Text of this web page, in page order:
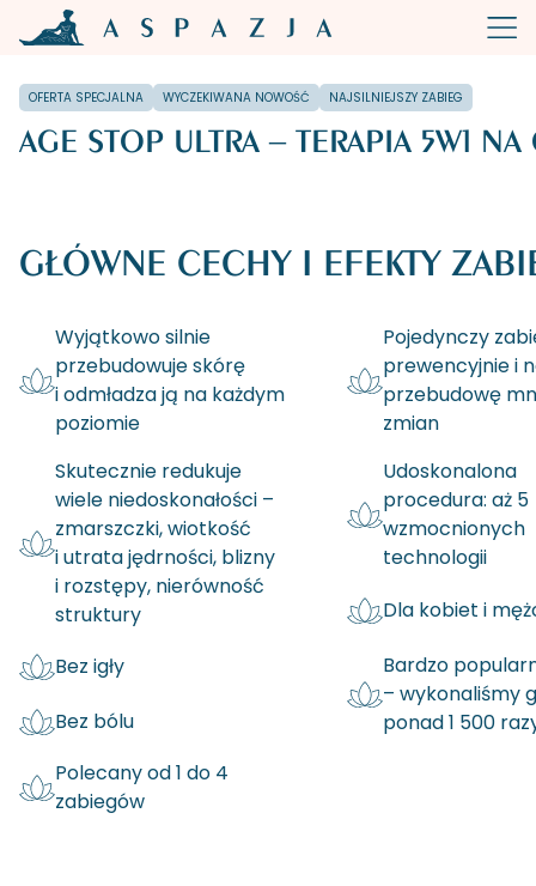
OFERTA SPECJALNA WYCZEKIWANA NOWOŚĆ NAJSILNIEJSZY ZABIEG
AGE STOP ULTRA – TERAPIA 5W1
GŁÓWNE CECHY I EFEKTY
Wyjątkowo silnie
przebudowuje skórę
i odmładza ją na każdym
poziomie
Skutecznie redukuje
wiele niedoskonałości –
zmarszczki, wiotkość
i utrata jędrności, blizny
i rozstępy, nierówność
struktury
Bez igły
Bez bólu
Polecany od 1 do 4
zabiegów
Pojedynczy
prewencyjnie i
przebudowę
zmian
Udoskonalona
procedura: aż 5
wzmocnionych
technologii
Dla kobiet i
Bardzo
– wykonaliśmy
ponad 1 500